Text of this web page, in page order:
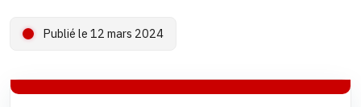
Publié le 12 mars 2024